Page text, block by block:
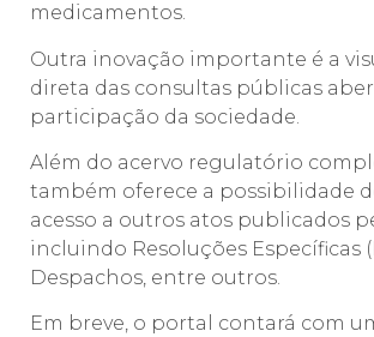
medicamentos.
Outra inovação importante é a
direta das consultas públicas
participação da sociedade.
Além do acervo regulatório
também oferece a possibilidade
acesso a outros atos publicados
incluindo Resoluções Específicas
Despachos, entre outros.
Em breve, o portal contará com